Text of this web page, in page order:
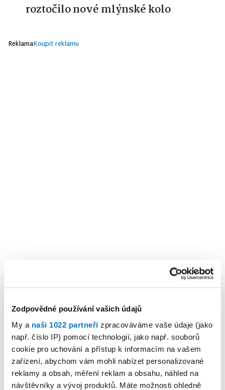
Zodpovědné používání vašich údajů
My a naši 1022 partneři zpracováváme vaše údaje (jako
např. číslo IP) pomocí technologií, jako např. souborů
cookie pro uchování a přístup k informacím na vašem
zařízení, abychom vám mohli nabízet personalizované
reklamy a obsah, měření reklam a obsahu, náhled na
návštěvníky a vývoj produktů. Máte možnosti ohledně
roztočilo nové mlýnské kolo
ReklamaKoupit reklamu
KALENDÁŘ AKCÍ